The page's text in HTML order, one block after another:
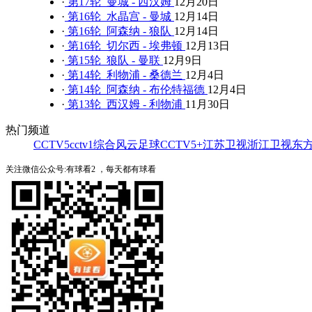
· 第16轮 水晶宫 - 曼城 12月14日
· 第16轮 阿森纳 - 狼队 12月14日
· 第16轮 切尔西 - 埃弗顿 12月13日
· 第15轮 狼队 - 曼联 12月9日
· 第14轮 利物浦 - 桑德兰 12月4日
· 第14轮 阿森纳 - 布伦特福德 12月4日
· 第13轮 西汉姆 - 利物浦 11月30日
热门频道
CCTV5cctv1综合风云足球CCTV5+江苏卫视浙江卫视东
关注微信公众号:有球看2 ，每天都有球看